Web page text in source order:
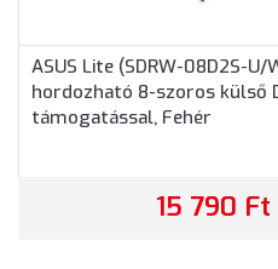
ASUS Lite (SDRW-08D2S-
hordozható 8-szoros külső
támogatással, Fehér
15 790 Ft